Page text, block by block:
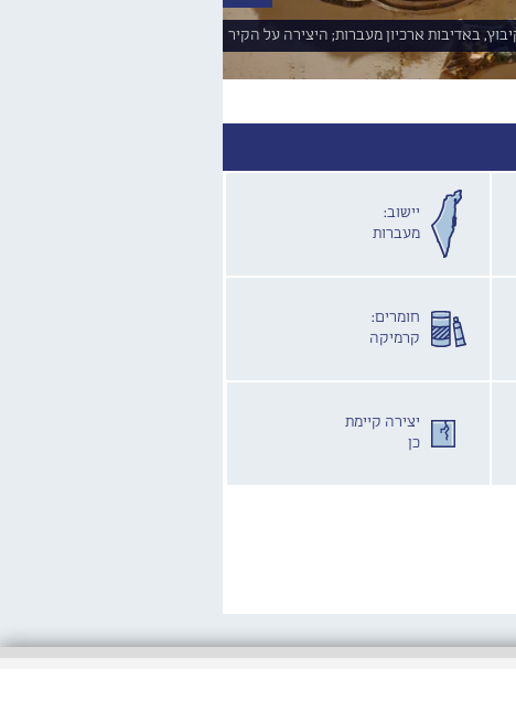
באדיבות ארכיון מעברות; היצירה על הקיר
יישוב:
מעברות
חומרים:
קרמיקה
יצירה קיימת
כן